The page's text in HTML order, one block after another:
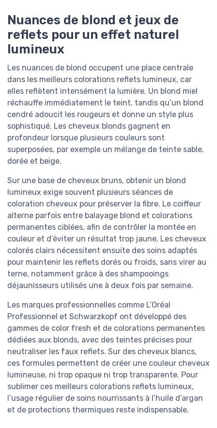
Nuances de blond et jeux de
reflets pour un effet naturel
lumineux
Les nuances de blond occupent une place centrale
dans les meilleurs colorations reflets lumineux, car
elles reflètent intensément la lumière. Un blond miel
réchauffe immédiatement le teint, tandis qu’un blond
cendré adoucit les rougeurs et donne un style plus
sophistiqué. Les cheveux blonds gagnent en
profondeur lorsque plusieurs couleurs sont
superposées, par exemple un mélange de teinte sable,
dorée et beige.
Sur une base de cheveux bruns, obtenir un blond
lumineux exige souvent plusieurs séances de
coloration cheveux pour préserver la fibre. Le coiffeur
alterne parfois entre balayage blond et colorations
permanentes ciblées, afin de contrôler la montée en
couleur et d’éviter un résultat trop jaune. Les cheveux
colorés clairs nécessitent ensuite des soins adaptés
pour maintenir les reflets dorés ou froids, sans virer au
terne, notamment grâce à des shampooings
déjaunisseurs utilisés une à deux fois par semaine.
Les marques professionnelles comme L’Oréal
Professionnel et Schwarzkopf ont développé des
gammes de color fresh et de colorations permanentes
dédiées aux blonds, avec des teintes précises pour
neutraliser les faux reflets. Sur des cheveux blancs,
ces formules permettent de créer une couleur cheveux
lumineuse, ni trop opaque ni trop transparente. Pour
sublimer ces meilleurs colorations reflets lumineux,
l’usage régulier de soins nourrissants à l’huile d’argan
et de protections thermiques reste indispensable.